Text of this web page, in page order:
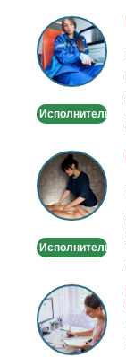
Выведение
из
запоя.
Капельница,
Исполнитель
Массаж
лица
и
тела
Исполнитель
Репетитор
английского
Онлайн
по